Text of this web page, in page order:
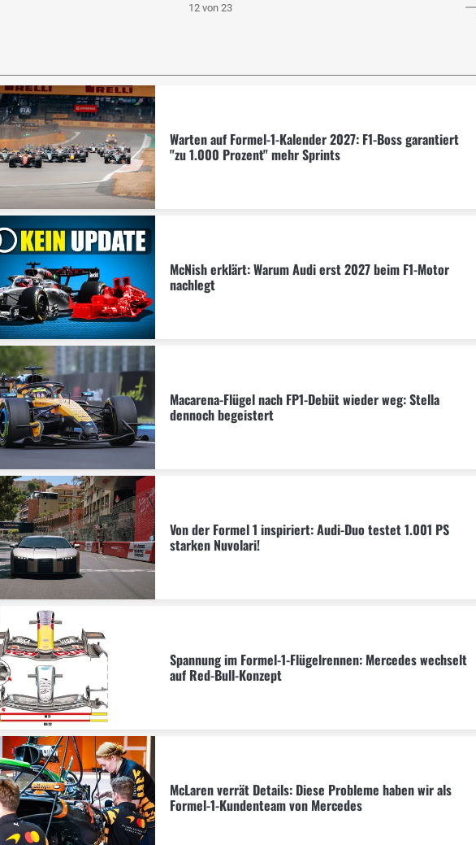
12 von 23
Warten auf Formel-1-Kalender 2027: F1-Boss garantiert
"zu 1.000 Prozent" mehr Sprints
McNish erklärt: Warum Audi erst 2027 beim F1-Motor
nachlegt
Macarena-Flügel nach FP1-Debüt wieder weg: Stella
dennoch begeistert
Von der Formel 1 inspiriert: Audi-Duo testet 1.001 PS
starken Nuvolari!
Spannung im Formel-1-Flügelrennen: Mercedes wechselt
auf Red-Bull-Konzept
McLaren verrät Details: Diese Probleme haben wir als
Formel-1-Kundenteam von Mercedes